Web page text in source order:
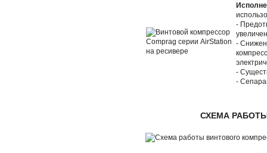
-
-
-
-
СХЕМА